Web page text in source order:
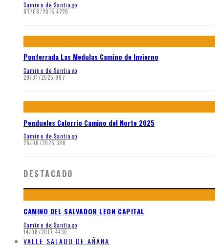
Camino de Santiago
07/08/2015 4220
Ponferrada Las Medulas Camino de Invierno
Camino de Santiago
29/01/2025 997
Pendueles Celorrio Camino del Norte 2025
Camino de Santiago
28/08/2025 380
DESTACADO
CAMINO DEL SALVADOR LEON CAPITAL
Camino de Santiago
14/08/2017 4430
VALLE SALADO DE AÑANA